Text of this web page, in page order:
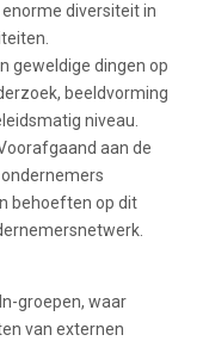
enorme diversiteit in
geweldige dingen op
beeldvorming
niveau.
aan de
behoeften op dit
groepen, waar
van externen